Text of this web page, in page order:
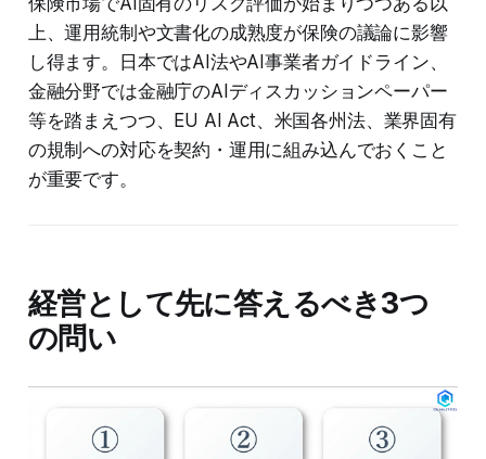
上、運用統制や文書化の成熟度が保険の議論に影響
し得ます。日本ではAI法やAI事業者ガイドライン、
金融分野では金融庁のAIディスカッションペーパー
等を踏まえつつ、EU AI Act、米国各州法、業界固有
の規制への対応を契約・運用に組み込んでおくこと
が重要です。
経営として先に答えるべき3つ
の問い